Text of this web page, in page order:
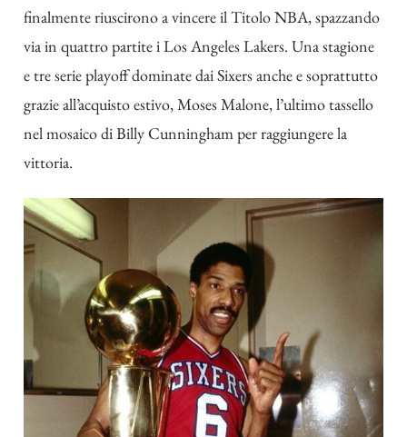
finalmente riuscirono a vincere il Titolo NBA, spazzando
via in quattro partite i Los Angeles Lakers. Una stagione
e tre serie playoff dominate dai Sixers anche e soprattutto
grazie all’acquisto estivo, Moses Malone, l’ultimo tassello
nel mosaico di Billy Cunningham per raggiungere la
vittoria.